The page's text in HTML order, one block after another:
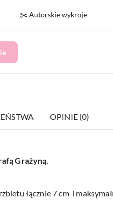
✂️ Autorskie wykroje
OPINIE (0)
Grażyną.
łącznie 7 cm i